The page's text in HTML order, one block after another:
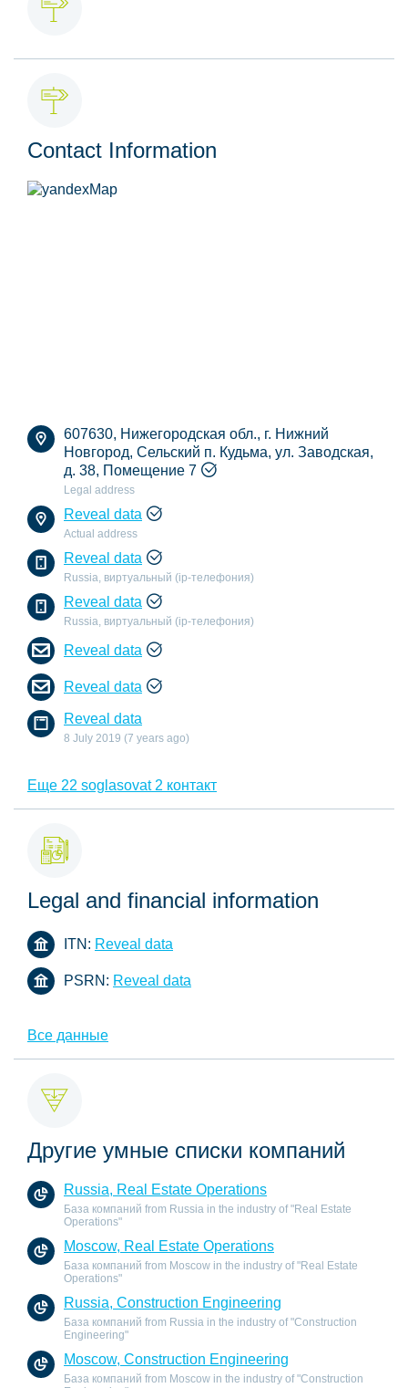
Contact Information
607630, Нижегородская обл., г. Нижний
Новгород, Сельский п. Кудьма, ул. Заводская,
д. 38, Помещение 7
Legal address
Reveal data
Actual address
Reveal data
Russia, виртуальный (ip-телефония)
Reveal data
Russia, виртуальный (ip-телефония)
Reveal data
Reveal data
Reveal data
8 July 2019 (7 years ago)
Еще 22 soglasovat 2 контакт
Legal and financial information
ITN: Reveal data
PSRN: Reveal data
Все данные
Другие умные списки компаний
Russia, Real Estate Operations
База компаний from Russia in the industry of "Real Estate
Operations"
Moscow, Real Estate Operations
База компаний from Moscow in the industry of "Real Estate
Operations"
Russia, Construction Engineering
База компаний from Russia in the industry of "Construction
Engineering"
Moscow, Construction Engineering
База компаний from Moscow in the industry of "Construction